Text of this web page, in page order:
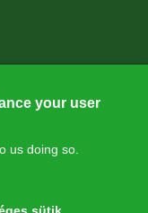
your user
us doing so.